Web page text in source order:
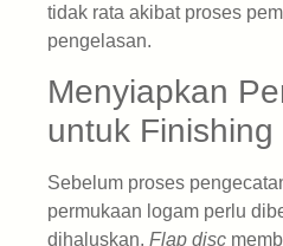
tidak rata akibat proses
pengelasan.
Menyiapkan
untuk Finishing
Sebelum proses
permukaan logam perlu
dihaluskan. Flap disc